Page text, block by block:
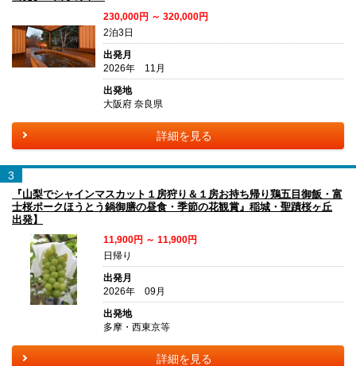
230,000円 ～ 320,000円
2泊3日
出発月
2026年 11月
出発地
大阪府 奈良県
詳細を見る
3
『山梨でシャインマスカット１房狩り＆１房お持ち帰り鶏五目御飯・富
士桜ポークほうとう鍋御膳の昼食・季節の花観賞』稲城・聖蹟桜ヶ丘
出発】
11,900円 ～ 11,900円
日帰り
出発月
2026年 09月
出発地
多摩・西東京等
詳細を見る